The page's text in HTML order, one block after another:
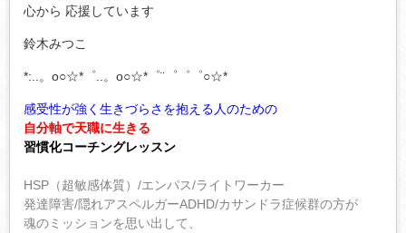
心から 応援しています
鈴木みつこ
*:..。o○☆*゜..。o○☆*゜¨゜゜゜○☆*
感受性が強く生きづらさを抱える人のための
自分軸で天職に生きる
習慣化コーチングレッスン
HSP（超敏感体質）/エンパス/ライトワーカー
発達障害/隠れアスペルガーADHD/カサンドラ症候群の方が
魂のミッションを思い出して、